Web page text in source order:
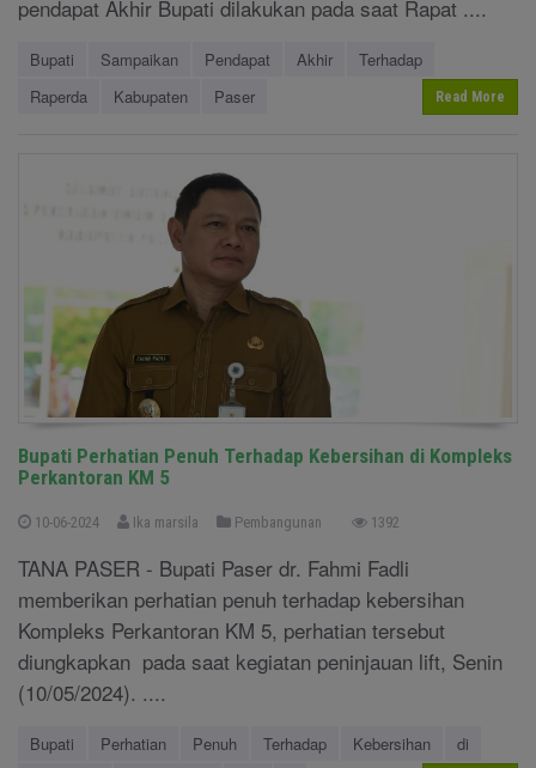
pendapat Akhir Bupati dilakukan pada saat Rapat ....
Bupati Sampaikan Pendapat Akhir
Terhadap
Raperda
Kabupaten Paser Read More
Bupati Perhatian Penuh Terhadap Kebersihan di Kompleks
Perkantoran KM 5
10-06-2024 Ika marsila Pembangunan 1392
TANA PASER - Bupati Paser dr. Fahmi Fadli
memberikan perhatian penuh terhadap kebersihan
Kompleks Perkantoran KM 5, perhatian tersebut
diungkapkan pada saat kegiatan peninjauan lift, Senin
(10/05/2024). ....
Bupati Perhatian Penuh Terhadap Kebersihan
di